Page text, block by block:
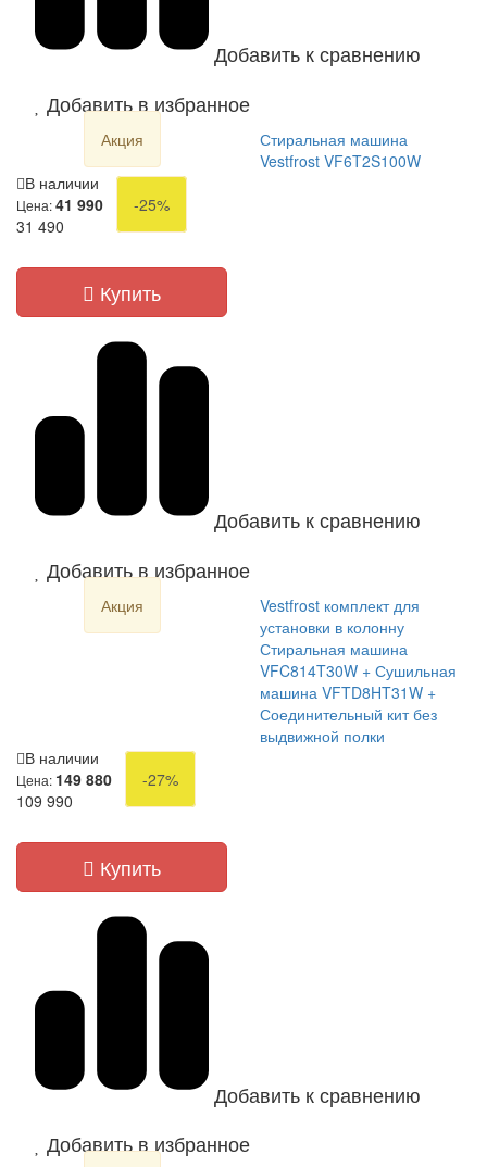
Добавить к сравнению
Добавить в избранное
Акция
Стиральная машина
Vestfrost VF6T2S100W
В наличии
Цена:41 990
-25%
31 490
Купить
Добавить к сравнению
Добавить в избранное
Акция
Vestfrost комплект для
установки в колонну
Стиральная машина
VFC814T30W + Сушильная
машина VFTD8HT31W +
Соединительный кит без
выдвижной полки
В наличии
Цена: 149 880
-27%
109 990
Купить
Добавить к сравнению
Добавить в избранное